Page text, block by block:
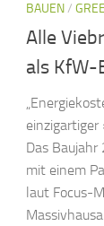
BAUEN/
Alle
als KfW-
einzigartiger
Das
mit einem
laut Focus-